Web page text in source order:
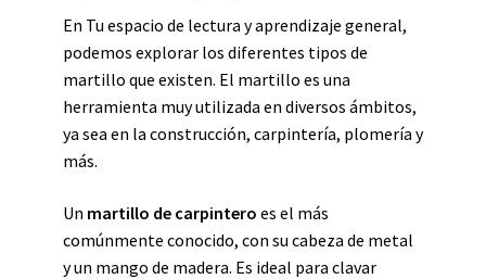
En Tu espacio de lectura y aprendizaje general,
podemos explorar los diferentes tipos de
martillo que existen. El martillo es una
herramienta muy utilizada en diversos ámbitos,
ya sea en la construcción, carpintería, plomería y
más.
Un martillo de carpintero es el más
comúnmente conocido, con su cabeza de metal
y un mango de madera. Es ideal para clavar